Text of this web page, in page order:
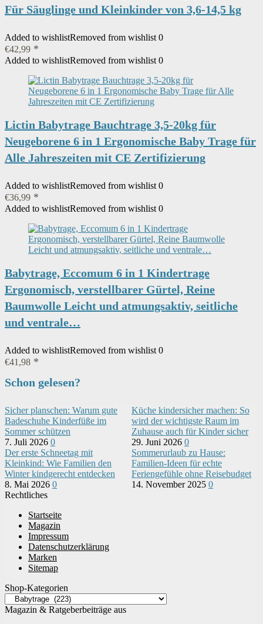
Für Säuglinge und Kleinkinder von 3,6-14,5 kg
Added to wishlistRemoved from wishlist 0
€42,99
Added to wishlistRemoved from wishlist 0
Lictin Babytrage Bauchtrage 3,5-20kg für
Neugeborene 6 in 1 Ergonomische Baby Trage für
Alle Jahreszeiten mit CE Zertifizierung
Added to wishlistRemoved from wishlist 0
€36,99
Added to wishlistRemoved from wishlist 0
Babytrage, Eccomum 6 in 1 Kindertrage
Ergonomisch, verstellbarer Gürtel, Reine
Baumwolle Leicht und atmungsaktiv, seitliche
und ventrale…
Added to wishlistRemoved from wishlist 0
€41,98
Schon gelesen?
Sicher planschen: Warum gute
Badeschuhe Kinderfüße im
Sommer schützen
7. Juli 2026 0
Küche kindersicher machen: So
wird der wichtigste Raum im
Zuhause auch für Kinder sicher
29. Juni 2026 0
Der erste Schneetag mit
Kleinkind: Wie Familien den
Winter kindgerecht entdecken
8. Mai 2026 0
Sommerurlaub zu Hause:
Familien-Ideen für echte
Feriengefühle ohne Reisebudget
14. November 2025 0
Rechtliches
Startseite
Magazin
Impressum
Datenschutzerklärung
Marken
Sitemap
Shop-Kategorien
Magazin & Ratgeberbeiträge aus